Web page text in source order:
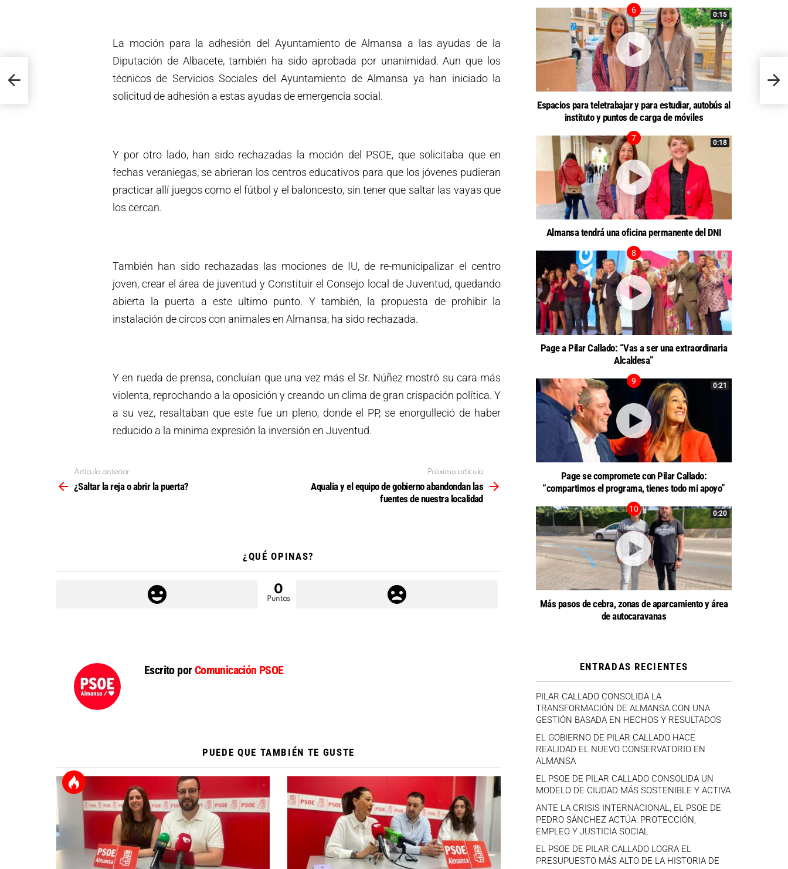
La moción para la adhesión del Ayuntamiento de Almansa a las ayudas de la
Diputación de Albacete, también ha sido aprobada por unanimidad. Aun que los
técnicos de Servicios Sociales del Ayuntamiento de Almansa ya han iniciado la
solicitud de adhesión a estas ayudas de emergencia social.
Y por otro lado, han sido rechazadas la moción del PSOE, que solicitaba que en
fechas veraniegas, se abrieran los centros educativos para que los jóvenes pudieran
practicar allí juegos como el fútbol y el baloncesto, sin tener que saltar las vayas que
los cercan.
También han sido rechazadas las mociones de IU, de re-municipalizar el centro
joven, crear el área de juventud y Constituir el Consejo local de Juventud, quedando
abierta la puerta a este ultimo punto. Y también, la propuesta de prohibir la
instalación de circos con animales en Almansa, ha sido rechazada.
Y en rueda de prensa, concluían que una vez más el Sr. Núñez mostró su cara más
violenta, reprochando a la oposición y creando un clima de gran crispación política. Y
a su vez, resaltaban que este fue un pleno, donde el PP, se enorgulleció de haber
reducido a la minima expresión la inversión en Juventud.
más
Artículo anterior
¿Saltar la reja o abrir la puerta?
Próximo artículo
Aqualia y el equipo de gobierno abandondan las
fuentes de nuestra localidad
¿QUÉ OPINAS?
0
Puntos
Escrito porComunicación PSOE
PUEDE QUE TAMBIÉN TE GUSTE
0:15
Espacios para teletrabajar y para estudiar, autobús al
instituto y puntos de carga de móviles
0:18
Almansa tendrá una oficina permanente del DNI
Page a Pilar Callado: “Vas a ser una extraordinaria
Alcaldesa”
0:21
Page se compromete con Pilar Callado:
“compartimos el programa, tienes todo mi apoyo”
0:20
Más pasos de cebra, zonas de aparcamiento y área
de autocaravanas
ENTRADAS RECIENTES
PILAR CALLADO CONSOLIDA LA
TRANSFORMACIÓN DE ALMANSA CON UNA
GESTIÓN BASADA EN HECHOS Y RESULTADOS
EL GOBIERNO DE PILAR CALLADO HACE
REALIDAD EL NUEVO CONSERVATORIO EN
ALMANSA
EL PSOE DE PILAR CALLADO CONSOLIDA UN
MODELO DE CIUDAD MÁS SOSTENIBLE Y ACTIVA
ANTE LA CRISIS INTERNACIONAL, EL PSOE DE
PEDRO SÁNCHEZ ACTÚA: PROTECCIÓN,
EMPLEO Y JUSTICIA SOCIAL
EL PSOE DE PILAR CALLADO LOGRA EL
PRESUPUESTO MÁS ALTO DE LA HISTORIA DE